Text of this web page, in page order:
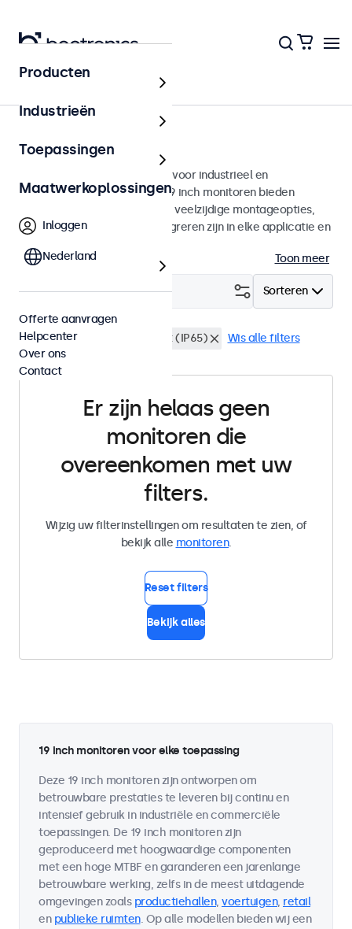
Monitoren
19 inch monitoren
19 inch monitoren ontworpen voor industrieel en
commercieel gebruik. Deze 19 inch monitoren bieden
diverse videoaansluitingen en veelzijdige montageopties,
waarmee ze naadloos te integreren zijn in elke applicatie en
Toon meer
Sorteren
Filter (0)
19 inch monitoren Stofdicht (IP65) Wis alle filters
Er zijn helaas geen
monitoren die
overeenkomen met uw
filters.
Wijzig uw filterinstellingen om resultaten te zien, of
bekijk alle monitoren.
Reset filters
Bekijk alles
19 inch monitoren voor elke toepassing
Deze 19 inch monitoren zijn ontworpen om
betrouwbare prestaties te leveren bij continu en
intensief gebruik in industriële en commerciële
toepassingen. De 19 inch monitoren zijn
geproduceerd met hoogwaardige componenten
met een hoge MTBF en garanderen een jarenlange
betrouwbare werking, zelfs in de meest uitdagende
omgevingen zoals productiehallen, voertuigen, retail
en publieke ruimten. Op alle modellen bieden wij een
Producten
Industrieën
Toepassingen
Maatwerkoplossingen
Inloggen
Nederland
Offerte aanvragen
Helpcenter
Over ons
Contact